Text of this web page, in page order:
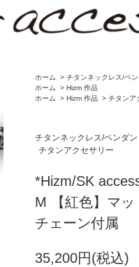
ホーム > チタンネックレス/ペン
ホーム
> Hizm 作品
ホーム
> Hizm 作品 > チタンア
チタンネックレス/ペンダン
チタンアクセサリー
*Hizm/SK
M 【紅色】マ
チェーン付属
35,200円(税込)